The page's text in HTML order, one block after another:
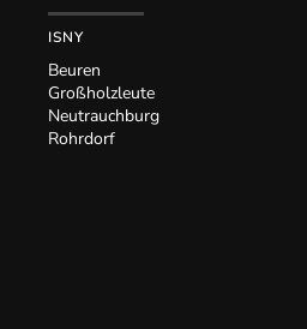
ISNY
Beuren
Großholzleute
Neutrauchburg
Rohrdorf